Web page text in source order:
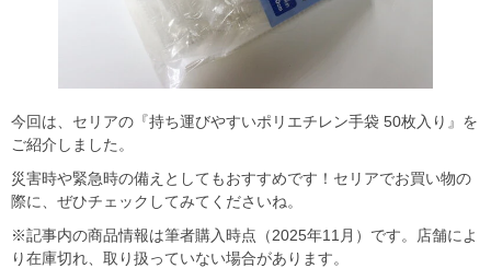
今回は、セリアの『持ち運びやすいポリエチレン手袋 50枚入り』を
ご紹介しました。
災害時や緊急時の備えとしてもおすすめです！セリアでお買い物の
際に、ぜひチェックしてみてくださいね。
※記事内の商品情報は筆者購入時点（2025年11月）です。店舗によ
り在庫切れ、取り扱っていない場合があります。